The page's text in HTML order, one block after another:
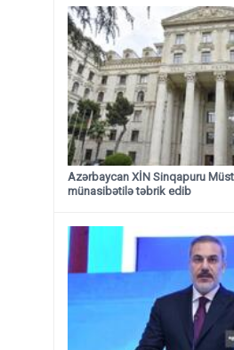
Azərbaycan XİN Sinqapuru
münasibətilə təbrik edib